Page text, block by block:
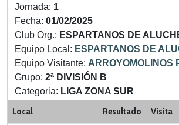
Jornada: 1
Fecha: 01/02/2025
Club Org.: ESPARTANOS DE
Equipo Local: ESPARTANOS DE
Equipo Visitante: ARROYOMOLINOS
Grupo: 2ª DIVISIÓN B
Categoria: LIGA ZONA SUR
Local Resultado Visita